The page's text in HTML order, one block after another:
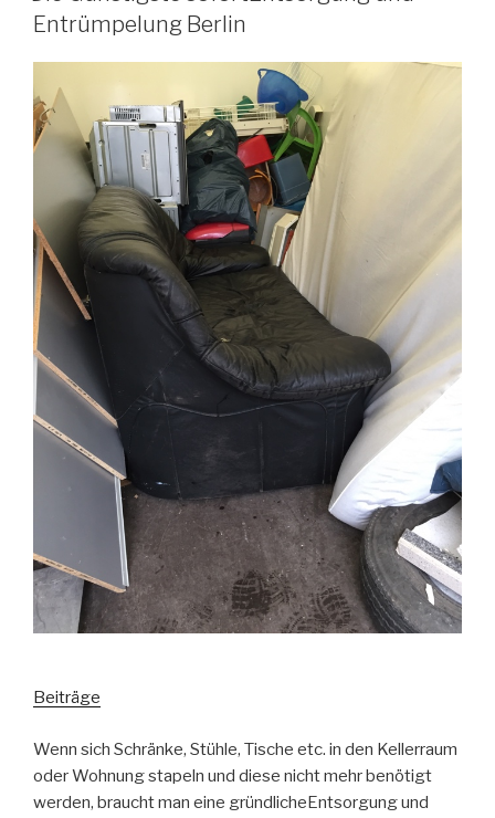
AM
Entrümpelung Berlin
Beiträge
Wenn sich Schränke, Stühle, Tische etc. in den Kellerraum
oder Wohnung stapeln und diese nicht mehr benötigt
werden, braucht man eine gründlicheEntsorgung und